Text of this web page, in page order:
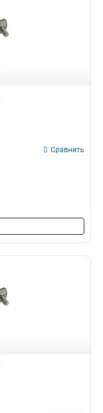
Сравнить